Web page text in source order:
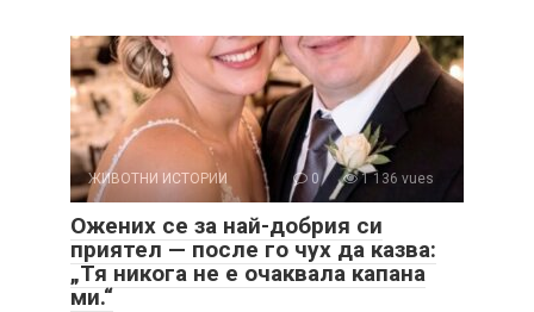
ЖИВОТНИ ИСТОРИИ 0 1 136 vues
Ожених се за най-добрия си
приятел — после го чух да казва:
„Тя никога не е очаквала капана
ми.“